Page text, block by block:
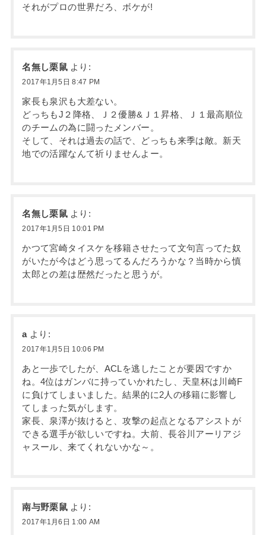
それがプロの世界だろ、ボケが!
名無し栗鼠 より:
2017年1月5日 8:47 PM
家長も泉沢も大差ない。
どっちもJ２降格、Ｊ２優勝&Ｊ１昇格、Ｊ１最高順位
のチームの為に闘ったメンバー。
そして、それは過去の話で、どっちも来季は敵。新天
地での活躍なんて祈りませんよー。
名無し栗鼠 より:
2017年1月5日 10:01 PM
かつて宮崎タイスケを移籍させたって文句言ってた奴
がいたが今はどう思ってるんだろうかな？当時から慎
太郎との差は歴然だったと思うが。
a より:
2017年1月5日 10:06 PM
あと一歩でしたが、ACLを逃したことが要因ですか
ね。4位はガンバに持っていかれたし、天皇杯は川崎F
に負けてしまいました。結果的に2人の移籍に影響し
てしまった気がします。
家長、泉澤が抜けると、攻撃の起点となるアシストが
できる選手が欲しいですね。大前、長谷川アーリアジ
ャスール、来てくれないかな～。
南与野栗鼠 より:
2017年1月6日 1:00 AM